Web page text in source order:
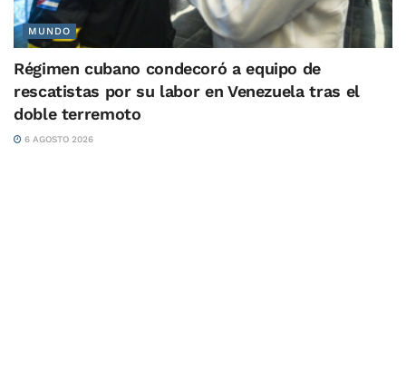
MUNDO
Régimen cubano condecoró a equipo de
rescatistas por su labor en Venezuela tras el
doble terremoto
6 AGOSTO 2026